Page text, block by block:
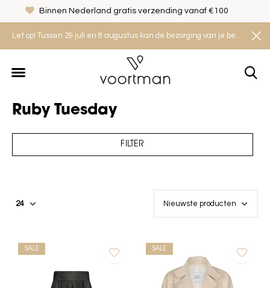
Let op! Tussen 29 juli en 8 augustus kan de bezorging van je bestelling iets langer duren. Houd rekening met een levertijd van 2 tot 4 werkdagen.
Binnen Nederland gratis verzending vanaf €100
Ruby Tuesday
FILTER
SALE SALE